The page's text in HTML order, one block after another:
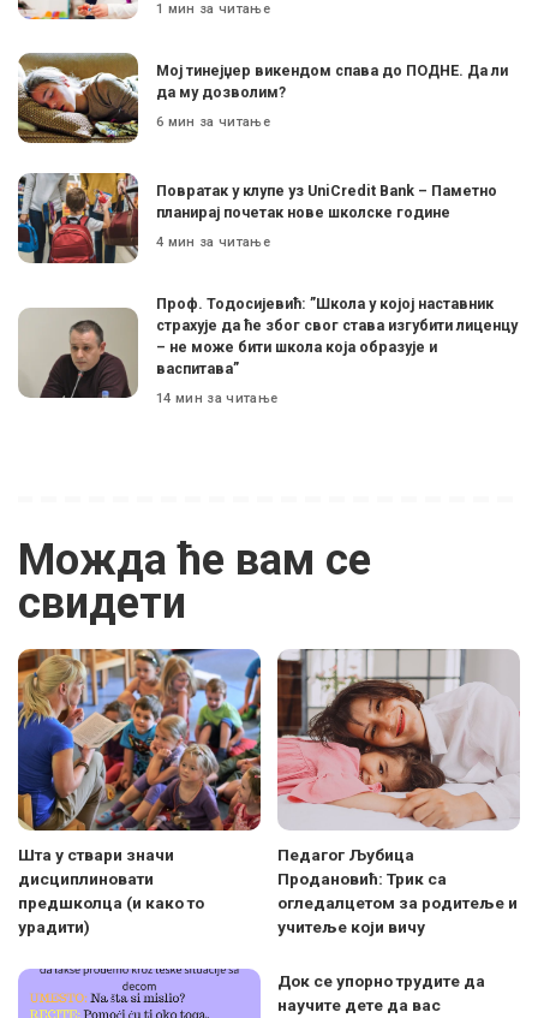
1 мин за читање
Мој тинејџер викендом спава до ПОДНЕ. Да ли
да му дозволим?
6 мин за читање
Поврaтак у клупе уз UniCredit Bank – Паметно
планирај почетак нове школске године
4 мин за читање
Проф. Тодосијевић: ”Школа у којој наставник
страхује да ће због свог става изгубити лиценцу
– не може бити школа која образује и
васпитава”
14 мин за читање
Можда ће вам се
свидети
Шта у ствари значи
дисциплиновати
предшколца (и како то
урадити)
Педагог Љубица
Продановић: Трик са
огледалцетом за родитеље и
учитеље који вичу
Док се упорно трудите да
научите дете да вас